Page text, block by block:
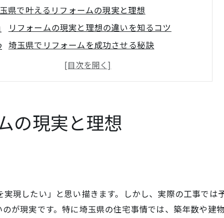
県で叶えるリフォームの現実と理想
リフォームの現実と理想の違いを知るコツ
埼玉県でリフォームを成功させる秘訣
リフォーム費用と理想の両立ポイント
リフォーム可能範囲をシミュレーションで把握
例から学ぶリフォームのシミュレーション術
リフォームシミュレーションで実例を徹底分析
シミュレーションで見える理想の住まい像
の現実と理想
現したい」と思い描きます。しかし、実際の工事では
が現実です。特に埼玉県の住宅事情では、築年数や建